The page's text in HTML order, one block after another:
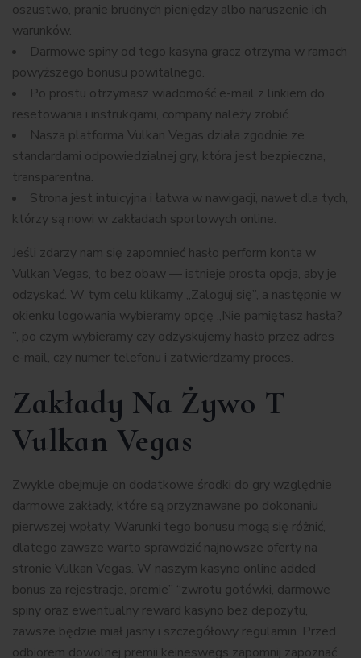
oszustwo, pranie brudnych pieniędzy albo naruszenie ich
warunków.
Darmowe spiny od tego kasyna gracz otrzyma w ramach
powyższego bonusu powitalnego.
Po prostu otrzymasz wiadomość e-mail z linkiem do
resetowania i instrukcjami, company należy zrobić.
Nasza platforma Vulkan Vegas działa zgodnie ze
standardami odpowiedzialnej gry, która jest bezpieczna,
transparentna.
Strona jest intuicyjna i łatwa w nawigacji, nawet dla tych,
którzy są nowi w zakładach sportowych online.
Jeśli zdarzy nam się zapomnieć hasło perform konta w
Vulkan Vegas, to bez obaw — istnieje prosta opcja, aby je
odzyskać. W tym celu klikamy „Zaloguj się”, a następnie w
okienku logowania wybieramy opcję „Nie pamiętasz hasła?
”, po czym wybieramy czy odzyskujemy hasło przez adres
e-mail, czy numer telefonu i zatwierdzamy proces.
Zakłady Na Żywo T
Vulkan Vegas
Zwykle obejmuje on dodatkowe środki do gry względnie
darmowe zakłady, które są przyznawane po dokonaniu
pierwszej wpłaty. Warunki tego bonusu mogą się różnić,
dlatego zawsze warto sprawdzić najnowsze oferty na
stronie Vulkan Vegas. W naszym kasyno online added
bonus za rejestracje, premie” “zwrotu gotówki, darmowe
spiny oraz ewentualny reward kasyno bez depozytu,
zawsze będzie miał jasny i szczegółowy regulamin. Przed
odbiorem dowolnej premii keineswegs zapomnij zapoznać